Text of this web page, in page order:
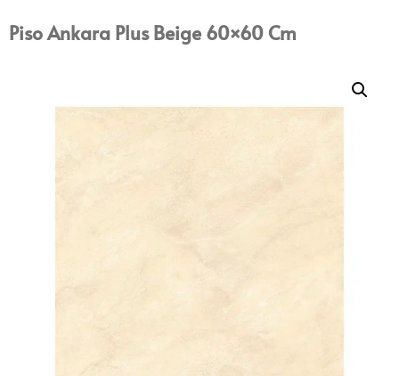
Piso Ankara Plus Beige 60×60 Cm